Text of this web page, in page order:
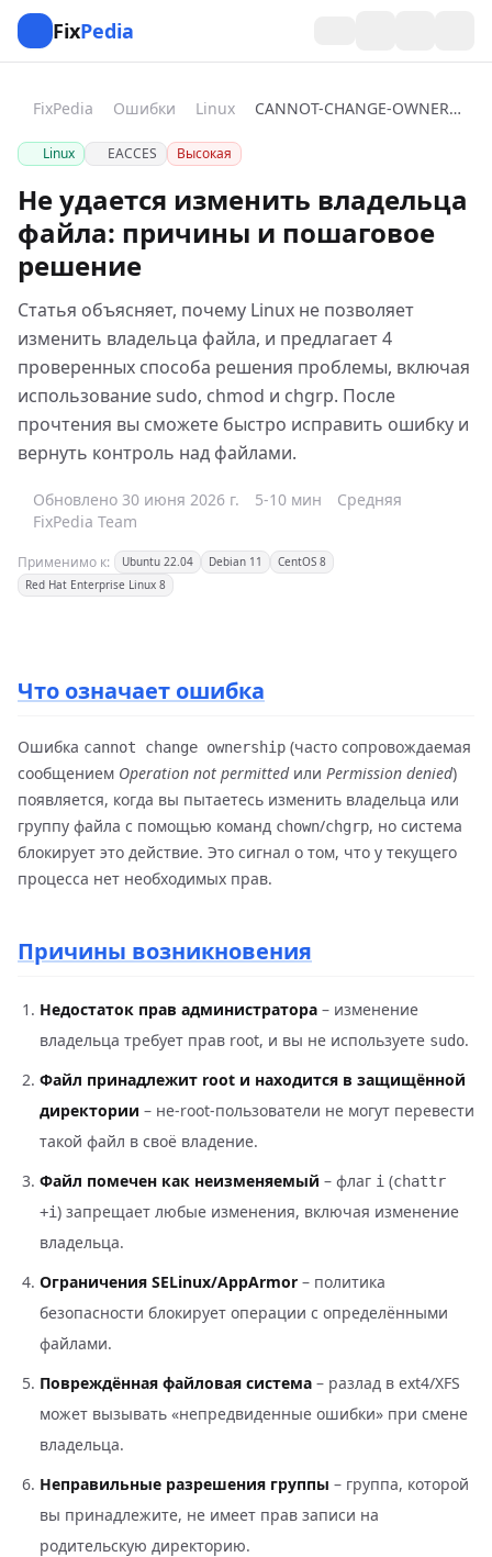
FixPedia
FixPedia Ошибки Linux CANNOT-CHANGE-OWNERSHIP
Linux EACCES Высокая
Не удается изменить владельца
файла: причины и пошаговое
решение
Статья объясняет, почему Linux не позволяет
изменить владельца файла, и предлагает 4
проверенных способа решения проблемы, включая
использование sudo, chmod и chgrp. После
прочтения вы сможете быстро исправить ошибку и
вернуть контроль над файлами.
Обновлено 30 июня 2026 г. 5-10 мин
Средняя
FixPedia Team
Применимо к: Ubuntu 22.04 Debian 11
CentOS 8
Red Hat Enterprise Linux 8
Что означает ошибка
Ошибка cannot change ownership (часто сопровождаемая
сообщением Operation not permittedили Permission denied)
появляется, когда вы пытаетесь изменить владельца или
группу файла с помощью команд chown/chgrp, но система
блокирует это действие. Это сигнал о том, что у текущего
процесса нет необходимых прав.
Причины возникновения
Недостаток прав администратора – изменение
владельца требует прав root, и вы не используете sudo.
Файл принадлежит root и находится в защищённой
директории – не-root-пользователи не могут перевести
такой файл в своё владение.
Файл помечен как неизменяемый – флаг i (chattr
+i) запрещает любые изменения, включая изменение
владельца.
Ограничения SELinux/AppArmor – политика
безопасности блокирует операции с определёнными
файлами.
Повреждённая файловая система – разлад в ext4/XFS
может вызывать «непредвиденные ошибки» при смене
владельца.
Неправильные разрешения группы – группа, которой
вы принадлежите, не имеет прав записи на
родительскую директорию.